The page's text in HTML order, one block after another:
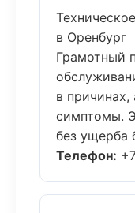
в Оренбург
Грамотный
в
симптомы.
без ущерба
Телефон: